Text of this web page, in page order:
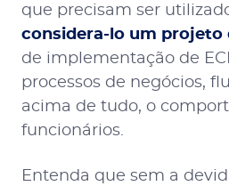
que precisam ser
considera-lo um projeto
de implementação de
processos de negócios,
acima de tudo, o
funcionários.
Entenda que sem a